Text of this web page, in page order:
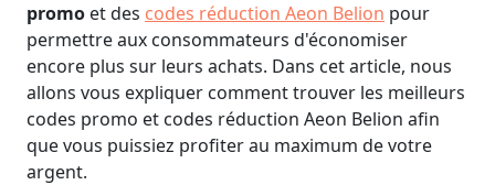
promo et des codes réduction Aeon Belion pour
permettre aux consommateurs d'économiser
encore plus sur leurs achats. Dans cet article, nous
allons vous expliquer comment trouver les meilleurs
codes promo et codes réduction Aeon Belion afin
que vous puissiez profiter au maximum de votre
argent.